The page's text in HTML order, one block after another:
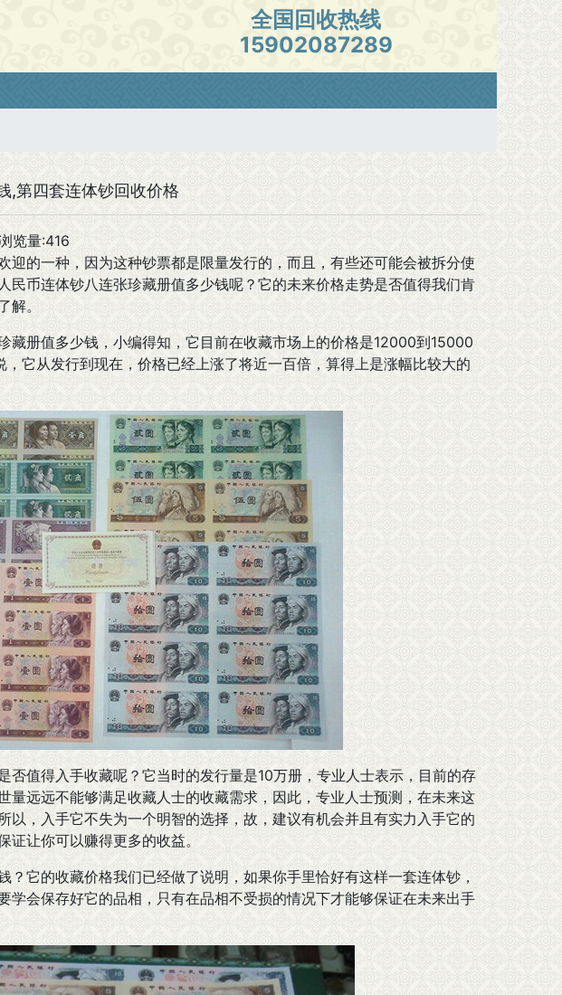
全国回收热线
15902087289
,第四套连体钞回收价格
览量:416
的一种，因为这种钞票都是限量发行的，而且，有些还可能会被拆分使
民币连体钞八连张珍藏册值多少钱呢？它的未来价格走势是否值得我们肯
解。
册值多少钱，小编得知，它目前在收藏市场上的价格是12000到15000
它从发行到现在，价格已经上涨了将近一百倍，算得上是涨幅比较大的
值得入手收藏呢？它当时的发行量是10万册，专业人士表示，目前的存
量远远不能够满足收藏人士的收藏需求，因此，专业人士预测，在未来这
以，入手它不失为一个明智的选择，故，建议有机会并且有实力入手它的
让你可以赚得更多的收益。
它的收藏价格我们已经做了说明，如果你手里恰好有这样一套连体钞，
学会保存好它的品相，只有在品相不受损的情况下才能够保证在未来出手